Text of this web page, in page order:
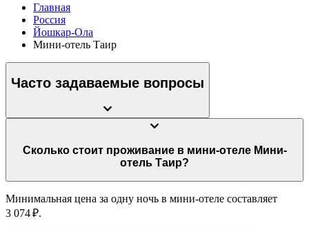
Главная
Россия
Йошкар-Ола
Мини-отель Таир
Часто задаваемые вопросы
Сколько стоит проживание в мини-отеле Мини-
отель Таир?
Минимальная цена за одну ночь в мини-отеле составляет
3 074 ₽.